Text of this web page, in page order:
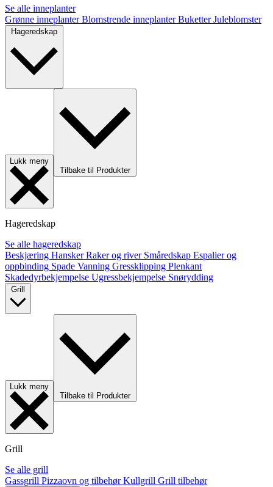
Se alle inneplanter
Grønne inneplanterBlomstrende inneplanterBuketterJuleblomster
Lukk meny
Tilbake til Produkter
Hageredskap
Se alle hageredskap
Beskjæring HanskerRaker og river Småredskap Espalier og
oppbinding Spade Vanning Gressklipping Plenkant
Skadedyrbekjempelse Ugressbekjempelse Snørydding
Lukk meny
Tilbake til Produkter
Grill
Se alle grill
Gassgrill Pizzaovn og tilbehørKullgrill Grill tilbehør